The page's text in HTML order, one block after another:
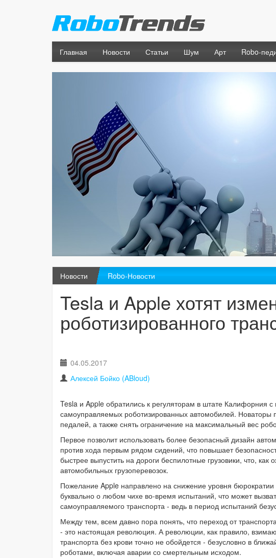
Главная Новости Статьи Шум Арт Robo-
Новости Robo-Новости
Tesla и Apple хотят
роботизированного
04.05.2017
Алексей Бойко (ABloud)
Tesla и Apple обратились к регуляторам в штате Калифорния с
самоуправляемых роботизированных автомобилей. Новаторы
педалей, а также снять ограничение на максимальный вес
Первое позволит использовать более безопасный дизайн
против хода первым рядом сидений, что повышает
быстрее выпустить на дороги беспилотные грузовики, что, как
автомобильных грузоперевозок.
Пожелание Apple направлено на снижение уровня
буквально о любом чихе во-время испытаний, что может
самоуправляемого транспорта - ведь в период испытаний
Между тем, всем давно пора понять, что переход от
- это настоящая революция. А революции, как правило,
транспорта без крови точно не обойдется - безусловно в
роботами, включая аварии со смертельным исходом.